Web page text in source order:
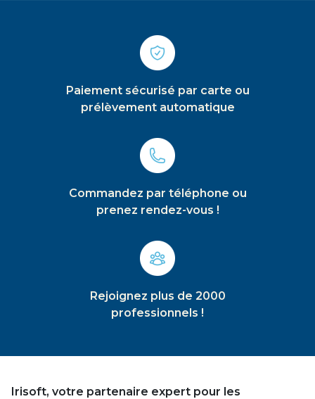
Paiement sécurisé par carte ou
prélèvement automatique
Commandez par téléphone ou
prenez rendez-vous !
Rejoignez plus de 2000
professionnels !
Irisoft, votre partenaire expert pour les